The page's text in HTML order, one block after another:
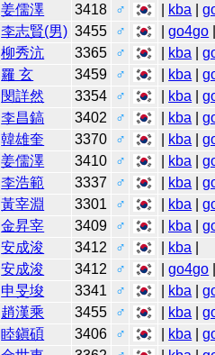
姜儒澤 3418 ♂ kba |
李志賢(男) 3455 ♂ |go4go
柳秀沆 3365 ♂ kba |
羅 玄 3459 ♂ kba |
閔詳然 3354 ♂ kba |
李昌鎬 3402 ♂ kba |
韓雄奎 3370 ♂ kba |
姜儒澤 3410 ♂ kba |
李浩範 3337 ♂ kba |
黃宰淵 3301 ♂ kba |
金昇宰 3409 ♂ kba |
安成浚 3412 ♂ kba
安成浚 3412 ♂ |go4go
申旻埈 3341 ♂ kba |
趙漢乘 3455 ♂ kba |
睦鎭碩 3406 ♂ kba |